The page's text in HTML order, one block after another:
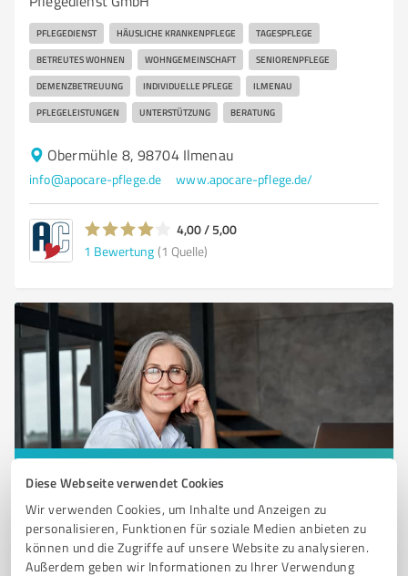
Diese Webseite verwendet Cookies
Wir verwenden Cookies, um Inhalte und Anzeigen zu
personalisieren, Funktionen für soziale Medien anbieten zu
können und die Zugriffe auf unsere Website zu analysieren.
Außerdem geben wir Informationen zu Ihrer Verwendung
PFLEGEDIENST HÄUSLICHE KRANKENPFLEGE TAGESPFLEGE
BETREUTES WOHNEN WOHNGEMEINSCHAFT SENIORENPFLEGE
DEMENZBETREUUNG INDIVIDUELLE PFLEGE ILMENAU
PFLEGELEISTUNGEN UNTERSTÜTZUNG BERATUNG
Obermühle 8, 98704 Ilmenau
info@apocare-pflege.de www.apocare-pflege.de/
4,00 / 5,00
1 Bewertung (1 Quelle)
Sie möchten auch hier gelistet werden?
Registrieren Sie sich jetzt und werden Sie ein von
Kunden empfohlener ProvenExpert!